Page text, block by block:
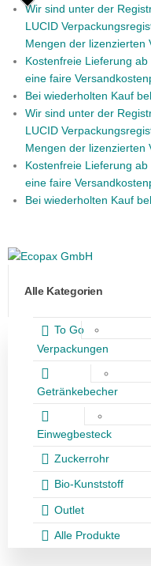
Wir sind unter der
LUCID
Mengen der lizenzierten
Kostenfreie Lieferung
eine faire
Bei wiederholten Kauf
Wir sind unter der
LUCID
Mengen der lizenzierten
Kostenfreie Lieferung
eine faire
Bei wiederholten Kauf
Alle Kategorien
To Go
Verpackungen
Getränkebecher
Einwegbesteck
Zuckerrohr
Bio-Kunststoff
Outlet
Alle Produkte